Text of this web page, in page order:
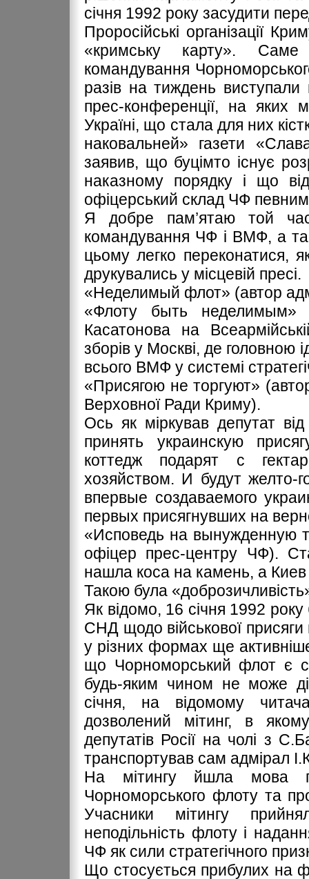
січня 1992 року засудити
Проросійські організації
«кримську карту».
командування
разів на тиждень виступали
прес-конференції, на
Україні, що стала для них
наковальней» газети
заявив, що буцімто існує
наказному порядку і що
офіцерський склад ЧФ
Я добре пам’ятаю той
командування ЧФ і ВМФ, а
цьому легко переконатися,
друкувались у місцевій пресі.
«Неделимый флот» (автор
«Флоту быть неделимым»
Касатонова на
зборів у Москві, де головною
всього ВМФ у системі
«Присягою не торгуют»
Верховної Ради Криму).
Ось як міркував депутат
принять украинскую
коттедж подарят с
хозяйством. И будут желто-
впервые создаваемого
первых присягнувших на
«Исповедь на вынужденную
офіцер прес-центру ЧФ).
нашла коса на камень, а
Такою була
Як відомо, 16 січня 1992
СНД щодо військової
у різних формах ще
що Чорноморський флот є
будь-яким чином не може
січня, на відомому
дозволений мітинг, в
депутатів Росії на чолі з
транспортував сам адмірал
На мітингу йшла мова
Чорноморського флоту та
Учасники мітингу
неподільність флоту і
ЧФ як сили стратегічного
Що стосується прибулих на